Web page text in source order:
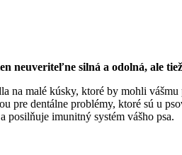
neuveriteľne silná a odolná, ale
na malé kúsky, ktoré by mohli
pre dentálne problémy, ktoré sú u
imunitný systém vášho psa.